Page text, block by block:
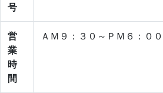
号
営
業
時
間
ＡＭ９：３０～ＰＭ６：００